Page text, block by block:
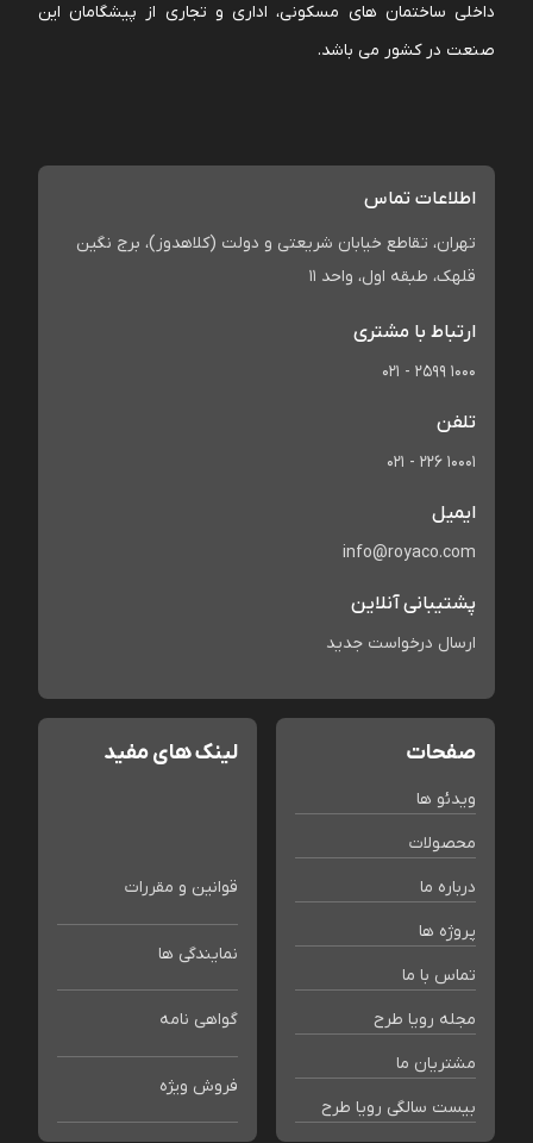
داخلی ساختمان های مسکونی، اداری و تجاری از پیشگامان این
صنعت در کشور می باشد.
اطلاعات تماس
تهران، تقاطع خیابان شریعتی و دولت (کلاهدوز)، برج نگین
قلهک، طبقه اول، واحد 11
ارتباط با مشتری
021 - 2599 1000
تلفن
021 - 226 10001
ایمیل
info@royaco.com
پشتیبانی آنلاین
ارسال درخواست جدید
صفحات
ویدئو ها
محصولات
درباره ما
پروژه ها
تماس با ما
مجله رویا طرح
مشتریان ما
بیست سالگی رویا طرح
لینک های مفید
قوانین و مقررات
نمایندگی ها
گواهی نامه
فروش ویژه